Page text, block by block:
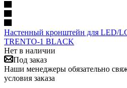
Настенный кронштейн для LED/
TRENTO-1 BLACK
Нет в наличии
Под заказ
Наши менеджеры обязательно
условия заказа